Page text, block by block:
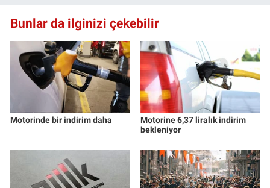
Bunlar da ilginizi çekebilir
Motorinde bir indirim daha
Motorine 6,37 liralık indirim
bekleniyor